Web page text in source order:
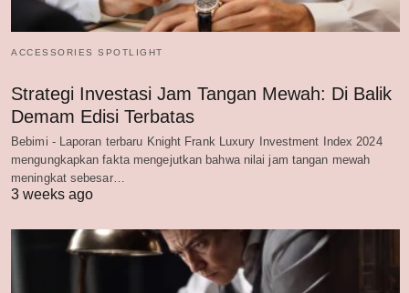
ACCESSORIES SPOTLIGHT
Strategi Investasi Jam Tangan Mewah: Di Balik
Demam Edisi Terbatas
Bebimi - Laporan terbaru Knight Frank Luxury Investment Index 2024
mengungkapkan fakta mengejutkan bahwa nilai jam tangan mewah
meningkat sebesar…
3 weeks ago